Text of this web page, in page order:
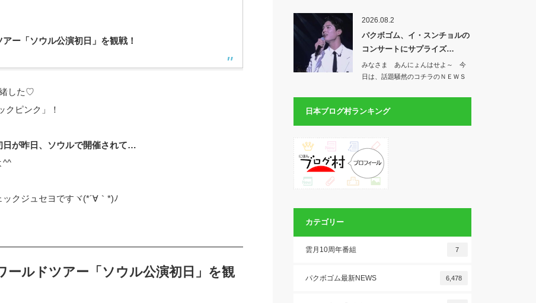
ー「ソウル公演初日」を観戦！
した♡
クピンク」！
日が昨日、ソウルで開催されて…
^^
クジュセヨですヾ(*´∀｀*)ﾉ
ルドツアー「ソウル公演初日」を観
2026.08.2
パクボゴム、イ・スンチョルの
コンサートにサプライズ…
みなさま あんにょんはせよ～ 今
日は、話題騒然のコチラのＮＥＷＳ
日本ブログ村ランキング
カテゴリー
雲月10周年番組 7
パクボゴム最新NEWS 6,478